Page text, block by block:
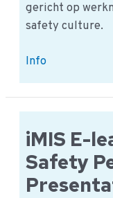
gericht op
safety culture.
EU
Safety
Culture
scorecard
voor
werknemers
Info
iMIS E-
Safety